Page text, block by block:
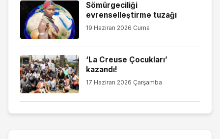
Sömürgeciliği
evrenselleştirme tuzağı
19 Haziran 2026 Cuma
‘La Creuse Çocukları’
kazandı!
17 Haziran 2026 Çarşamba